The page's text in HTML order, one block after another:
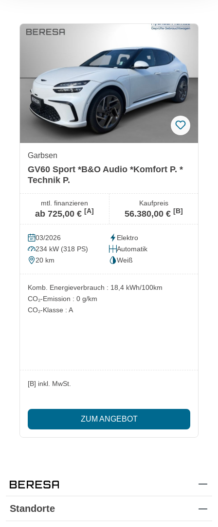
Garbsen
GV60 Sport *B&O Audio *Komfort P. *
Technik P.
mtl. finanzieren
ab 725,00 € [A]
Kaufpreis
56.380,00 € [B]
03/2026
Elektro
234 kW (318 PS)
Automatik
20 km
Weiß
Komb. Energieverbrauch : 18,4 kWh/100km
CO₂-Emission : 0 g/km
CO₂-Klasse : A
[B] inkl. MwSt.
ZUM ANGEBOT
Standorte